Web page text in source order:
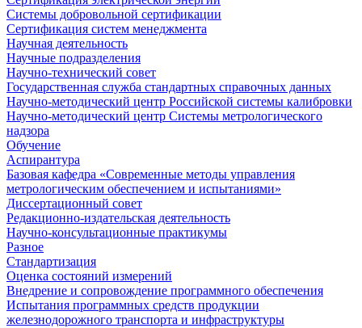
Системы добровольной сертификации
Сертификация систем менеджмента
Научная деятельность
Научные подразделения
Научно-технический совет
Государственная служба стандартных справочных данных
Научно-методический центр Российской системы калибровки
Научно-методический центр Системы метрологического
надзора
Обучение
Аспирантура
Базовая кафедра «Современные методы управления
метрологическим обеспечением и испытаниями»
Диссертационный совет
Редакционно-издательская деятельность
Научно-консультационные практикумы
Разное
Стандартизация
Оценка состояний измерений
Внедрение и сопровождение программного обеспечения
Испытания программных средств продукции
железнодорожного транспорта и инфраструктуры